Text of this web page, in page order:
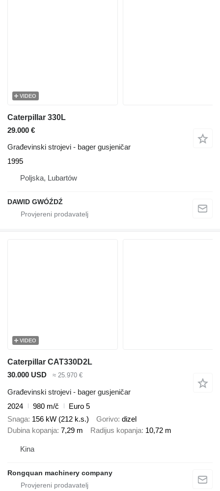
VIDEO
Caterpillar 330L
29.000 €
Građevinski strojevi - bager gusjeničar
1995
Poljska, Lubartów
DAWID GWÓŹDŹ
VIDEO
Caterpillar CAT330D2L
30.000 USD
≈ 25.970 €
Građevinski strojevi - bager gusjeničar
2024
980 m/č
Euro 5
Snaga 156 kW (212 k.s.) Gorivo dizel
Dubina kopanja 7,29 m Radijus kopanja 10,72 m
Kina
Rongquan machinery company